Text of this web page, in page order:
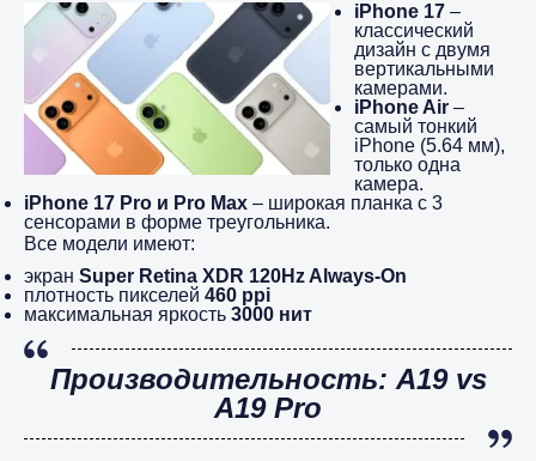
iPhone 17 –
классический
дизайн с двумя
вертикальными
камерами.
iPhone Air –
самый тонкий
iPhone (5.64 мм),
только одна
камера.
iPhone 17 Pro и Pro Max – широкая планка с 3
сенсорами в форме треугольника.
Все модели имеют:
экран Super Retina XDR 120Hz Always-On
плотность пикселей 460 ppi
максимальная яркость 3000 нит
Производительность: A19 vs
A19 Pro